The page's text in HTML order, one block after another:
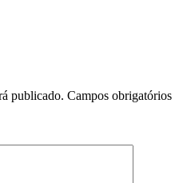
publicado. Campos obrigatórios